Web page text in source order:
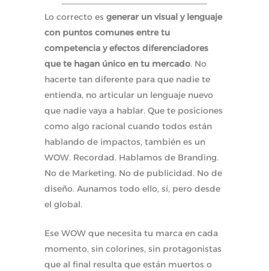
Lo correcto es generar un visual y lenguaje
con puntos comunes entre tu
competencia y efectos diferenciadores
que te hagan único en tu mercado. No
hacerte tan diferente para que nadie te
entienda, no articular un lenguaje nuevo
que nadie vaya a hablar. Que te posiciones
como algo racional cuando todos están
hablando de impactos, también es un
WOW. Recordad. Hablamos de Branding.
No de Marketing. No de publicidad. No de
diseño. Aunamos todo ello, sí, pero desde
el global.
Ese WOW que necesita tu marca en cada
momento, sin colorines, sin protagonistas
que al final resulta que están muertos o